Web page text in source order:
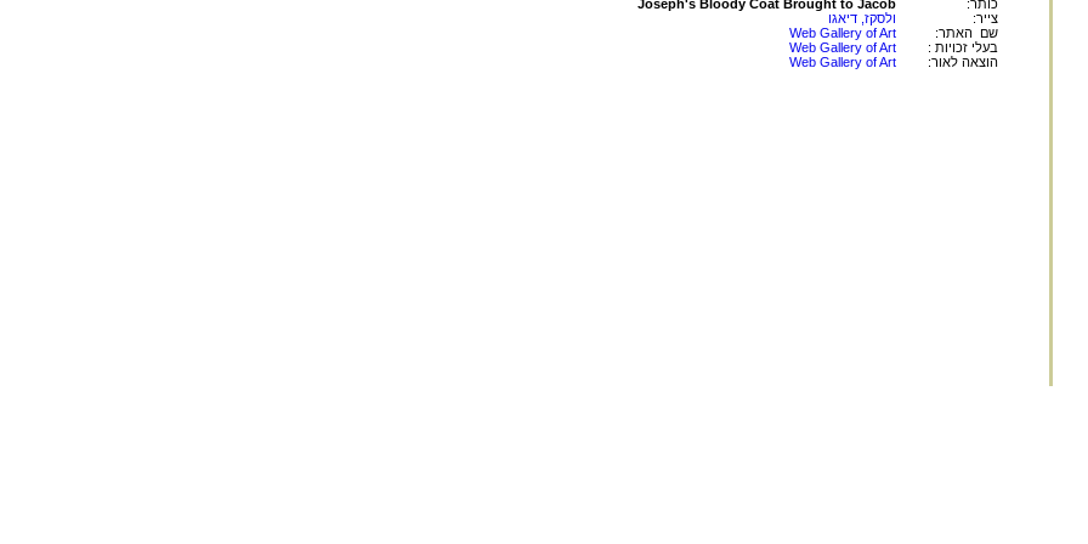
כותר:
Joseph's Bloody Coat Brought to Jacob
צייר:
ולסקז, דיאגו
שם האתר:
Web Gallery of Art
בעלי זכויות :
Web Gallery of Art
הוצאה לאור:
Web Gallery of Art